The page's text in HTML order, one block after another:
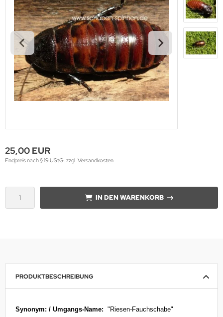
25,00 EUR
Endpreis nach § 19 UStG. zzgl. Versandkosten
IN DEN WARENKORB
PRODUKTBESCHREIBUNG
Synonym: / Umgangs-Name: "Riesen-Fauchschabe"